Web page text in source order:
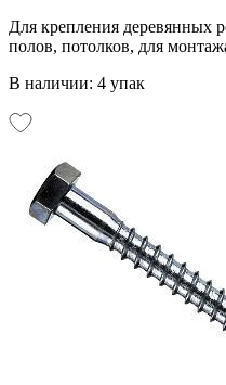
Для крепления деревянных
полов, потолков, для
В наличии: 4 упак